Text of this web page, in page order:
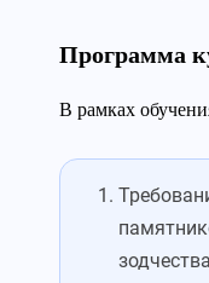
Программа
В рамках